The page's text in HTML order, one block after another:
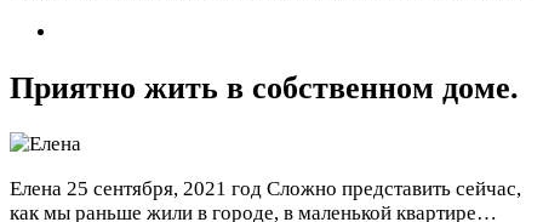
Приятно жить в собственном доме.
Елена 25 сентября, 2021 год Сложно представить сейчас,
как мы раньше жили в городе, в маленькой квартире…